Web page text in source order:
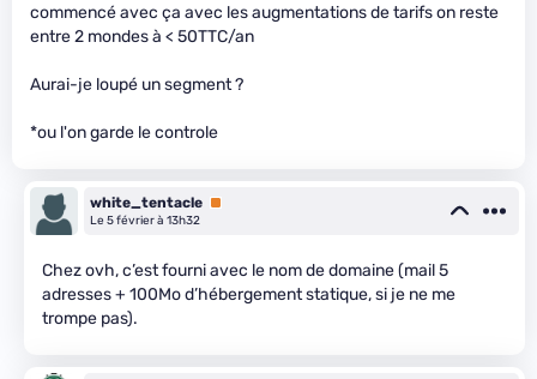
commencé avec ça avec les augmentations de tarifs on reste
entre 2 mondes à < 50TTC/an
Aurai-je loupé un segment ?
*ou l'on garde le controle
white_tentacle Premium
Le 5 février à 13h32
Chez ovh, c’est fourni avec le nom de domaine (mail 5
adresses + 100Mo d’hébergement statique, si je ne me
trompe pas).